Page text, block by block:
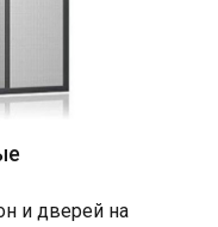
и дверей на